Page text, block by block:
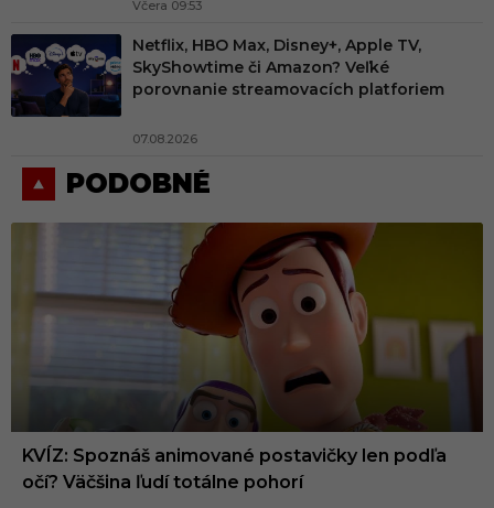
Včera 09:53
Netflix, HBO Max, Disney+, Apple TV,
SkyShowtime či Amazon? Veľké
porovnanie streamovacích platforiem
07.08.2026
PODOBNÉ
KVÍZ: Spoznáš animované postavičky len podľa
očí? Väčšina ľudí totálne pohorí